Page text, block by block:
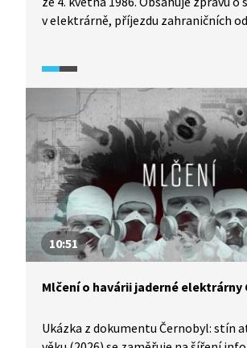
v elektrárně, příjezdu zahraničních
sovětská reportáž obsahující letecké i
záběry na širší okolí Černobylu i na
elektrárnu a místo výbuchu. Záběry
simultánně tlumočený komentář
"západní propagandu" o rozsáhlých
na elektrárně.
10:51
Mlčení o havárii jaderné elektrárny
Ukázka z dokumentu Černobyl: stín